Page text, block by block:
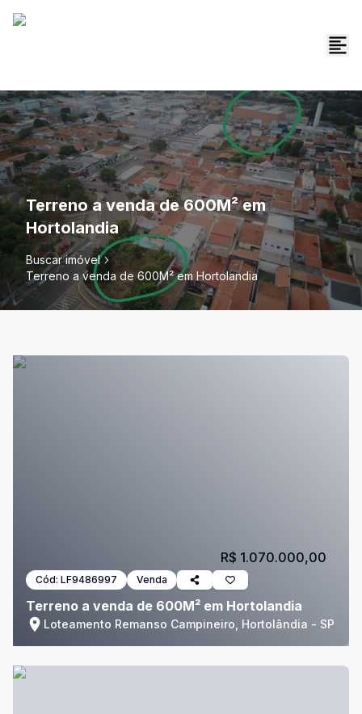
Terreno a venda de 600M² em
Hortolandia
Buscar imóvel
Terreno a venda de 600M² em Hortolandia
Cód: LF9486997 Venda
Terreno a venda de 600M² em Hortolandia
Loteamento Remanso Campineiro, Hortolândia - SP
R$ 1.070.000,00